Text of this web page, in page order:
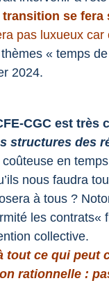
transition se fera
pas luxueux
« temps
2024.
CGC est très
structures des
coûteuse en
nous faudra
à tous ?
les
collective.
tout ce qui
rationnelle :